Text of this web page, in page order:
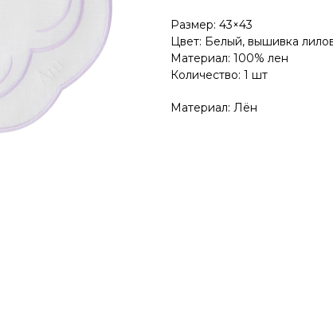
Размер: 43×43
Цвет: Белый, вышивка
Материал: 100% лен
Количество: 1 шт
Материал: Лён